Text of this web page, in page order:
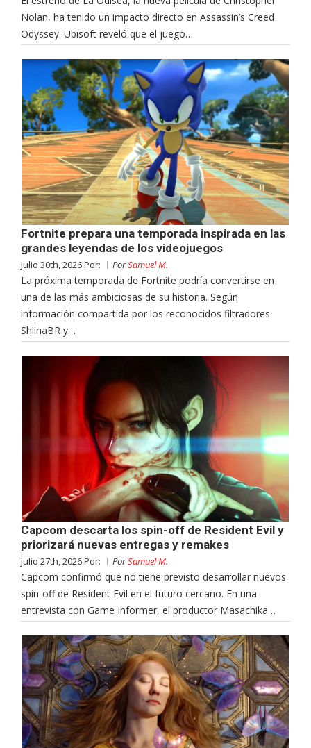
Nolan, ha tenido un impacto directo en Assassin’s Creed
Odyssey. Ubisoft reveló que el juego…
Fortnite prepara una temporada inspirada en las
grandes leyendas de los videojuegos
julio 30th, 2026 Por: PorSamuel M.
La próxima temporada de Fortnite podría convertirse en
una de las más ambiciosas de su historia. Según
información compartida por los reconocidos filtradores
ShiinaBR y…
Capcom descarta los spin-off de Resident Evil y
priorizará nuevas entregas y remakes
julio 27th, 2026 Por: PorSamuel M.
Capcom confirmó que no tiene previsto desarrollar nuevos
spin-off de Resident Evil en el futuro cercano. En una
entrevista con Game Informer, el productor Masachika…